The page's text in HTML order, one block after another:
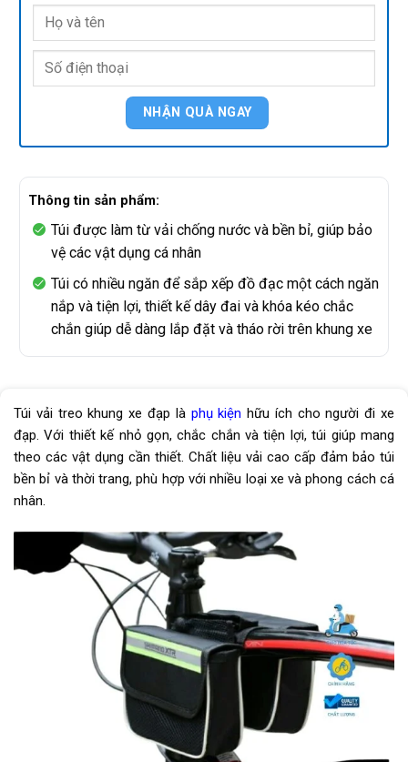
Thông tin sản phẩm:
Túi được làm từ vải chống nước và bền bỉ, giúp bảo
vệ các vật dụng cá nhân
Túi có nhiều ngăn để sắp xếp đồ đạc một cách ngăn
nắp và tiện lợi, thiết kế dây đai và khóa kéo chắc
chắn giúp dễ dàng lắp đặt và tháo rời trên khung xe
Túi vải treo khung xe đạp là phụ kiện hữu ích cho người đi xe
đạp. Với thiết kế nhỏ gọn, chắc chắn và tiện lợi, túi giúp mang
theo các vật dụng cần thiết. Chất liệu vải cao cấp đảm bảo túi
bền bỉ và thời trang, phù hợp với nhiều loại xe và phong cách cá
nhân.